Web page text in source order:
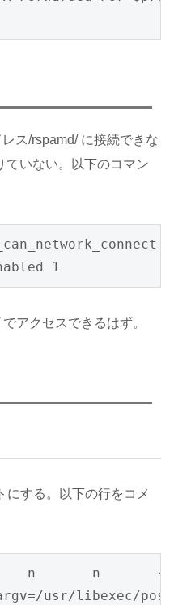
ス/rspamd/ に接続できな
ていない。以下のコマン
1
1
アクセスできるはず。
にする。以下の行をコメ
n       n       -
usr/libexec/